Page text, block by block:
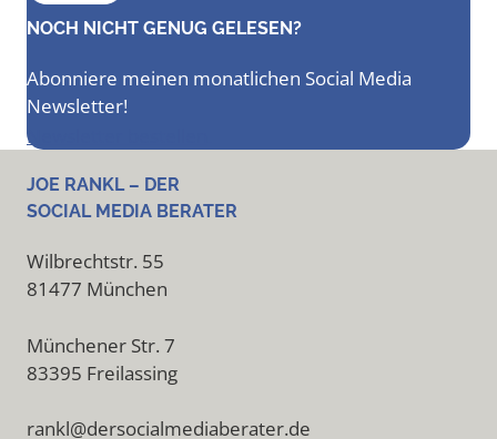
NOCH NICHT GENUG GELESEN?
Abonniere meinen monatlichen Social Media
Newsletter!
Newsletter bestellen
JOE RANKL – DER
SOCIAL MEDIA BERATER
Wilbrechtstr. 55
81477 München
Münchener Str. 7
83395 Freilassing
rankl@dersocialmediaberater.de